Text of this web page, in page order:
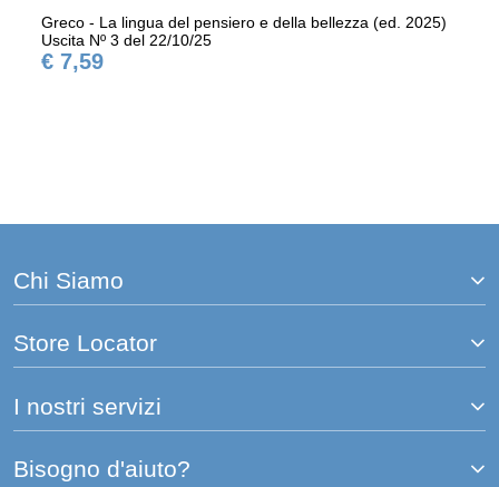
Greco - La lingua del pensiero e della bellezza (ed. 2025)
Uscita Nº 3 del 22/10/25
€ 7,59
Chi Siamo
Store Locator
I nostri servizi
Bisogno d'aiuto?